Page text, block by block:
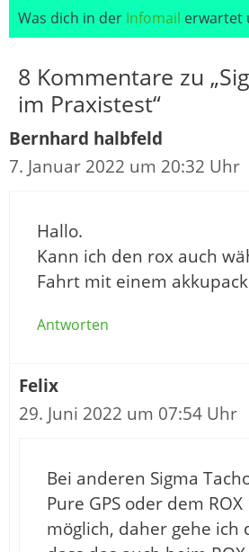
Was dich in der Infomail erwartet
8 Kommentare zu
im Praxistest“
Bernhard halbfeld
7. Januar 2022 um 20:32 Uhr
Hallo.
Kann ich den rox auch
Fahrt mit einem
Antworten
Felix
29. Juni 2022 um 07:54 Uhr
Bei anderen Sigma
Pure GPS oder dem
möglich, daher gehe ich